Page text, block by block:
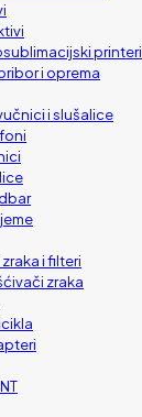
printeri
i oprema
i slušalice
i filteri
zraka